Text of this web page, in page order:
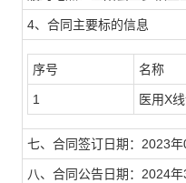
4、合同主要标的信息
序号 名称
1 医用X
七、合同签订日期：2023年
八、合同公告日期：2024年